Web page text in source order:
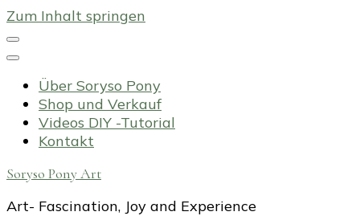
Zum Inhalt springen
Über Soryso Pony
Shop und Verkauf
Videos DIY -Tutorial
Kontakt
Soryso Pony Art
Art- Fascination, Joy and Experience